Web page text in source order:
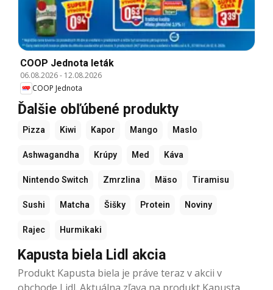
COOP Jednota leták
06.08.2026- 12.08.2026
COOP Jednota
Ďalšie obľúbené produkty
Pizza Kiwi Kapor Mango Maslo
Ashwagandha Krúpy Med Káva
Nintendo Switch Zmrzlina Mäso Tiramisu
Sushi Matcha Šišky Protein Noviny
Rajec Hurmikaki
Kapusta biela Lidl akcia
Produkt Kapusta biela je práve teraz v akcii v